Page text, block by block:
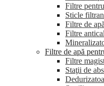
Filtre
Sticle
Filtre de
Filtre
Filtre de apă
Filtre
Staţii de